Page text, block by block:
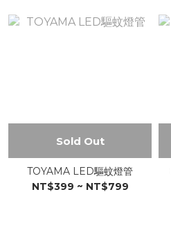
Sold Out
TOYAMA LED驅蚊燈管
NT$399 ~ NT$799